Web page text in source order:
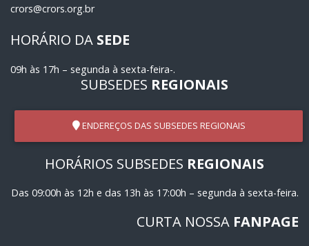
crors@crors.org.br
HORÁRIO DA SEDE
09h às 17h – segunda à sexta-feira-.
SUBSEDES REGIONAIS
ENDEREÇOS DAS SUBSEDES REGIONAIS
HORÁRIOS SUBSEDES REGIONAIS
Das 09:00h às 12h e das 13h às 17:00h – segunda à sexta-feira.
CURTA NOSSA FANPAGE